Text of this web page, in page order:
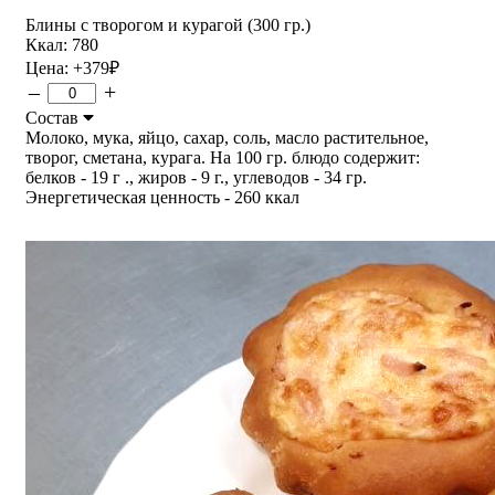
Блины с творогом и курагой (300 гр.)
Ккал: 780
Цена: +379₽
– +
Состав
Молоко, мука, яйцо, сахар, соль, масло растительное,
творог, сметана, курага. На 100 гр. блюдо содержит:
белков - 19 г ., жиров - 9 г., углеводов - 34 гр.
Энергетическая ценность - 260 ккал